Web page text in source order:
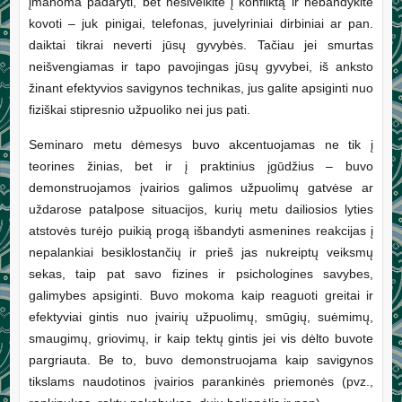
kovoti – juk pinigai, telefonas, juvelyriniai dirbiniai ar pan.
daiktai tikrai neverti jūsų gyvybės. Tačiau jei smurtas
neišvengiamas ir tapo pavojingas jūsų gyvybei, iš anksto
žinant efektyvios savigynos technikas, jus galite apsiginti nuo
fiziškai stipresnio užpuoliko nei jus pati.
Seminaro metu dėmesys buvo akcentuojamas ne tik į
teorines žinias, bet ir į praktinius įgūdžius – buvo
demonstruojamos įvairios galimos užpuolimų gatvėse ar
uždarose patalpose situacijos, kurių metu dailiosios lyties
atstovės turėjo puikią progą išbandyti asmenines reakcijas į
nepalankiai besiklostančių ir prieš jas nukreiptų veiksmų
sekas, taip pat savo fizines ir psichologines savybes,
galimybes apsiginti. Buvo mokoma kaip reaguoti greitai ir
efektyviai gintis nuo įvairių užpuolimų, smūgių, suėmimų,
smaugimų, griovimų, ir kaip tektų gintis jei vis dėlto buvote
pargriauta. Be to, buvo demonstruojama kaip savigynos
tikslams naudotinos įvairios parankinės priemonės (pvz.,